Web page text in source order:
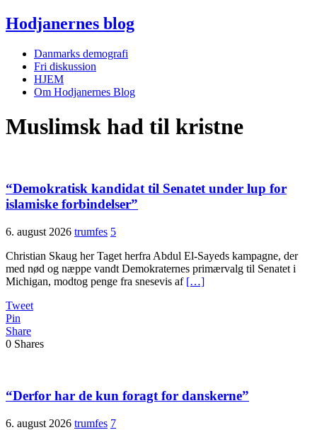
Hodjanernes blog
Danmarks demografi
Fri diskussion
HJEM
Om Hodjanernes Blog
Muslimsk had til kristne
“Demokratisk kandidat til Senatet under lup for
islamiske forbindelser”
6. august 2026 trumfes 5
Christian Skaug her Taget herfra Abdul El-Sayeds kampagne, der
med nød og næppe vandt Demokraternes primærvalg til Senatet i
Michigan, modtog penge fra snesevis af […]
Tweet
Pin
Share
0 Shares
“Derfor har de kun foragt for danskerne”
6. august 2026 trumfes 7